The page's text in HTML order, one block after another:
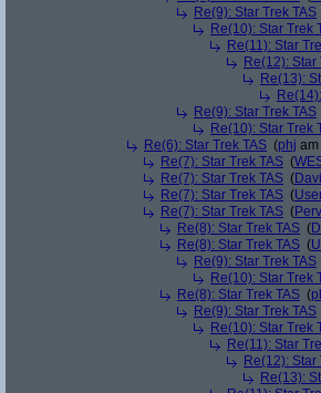
Re(9): Star Trek TAS
Re(10): Star Trek
Re(11): Star
Re(12): Star
Re(13):
Re(9): Star Trek TAS
Re(10): Star Trek
Re(6): Star Trek TAS (phj
Re(7): Star Trek TAS (
Re(7): Star Trek TAS (
Re(7): Star Trek TAS (
Re(7): Star Trek TAS (
Re(8): Star Trek TAS (
Re(8): Star Trek TAS (
Re(9): Star Trek TAS
Re(10): Star Trek
Re(8): Star Trek TAS (
Re(9): Star Trek TAS
Re(10): Star Trek
Re(11): Star
Re(12): Star
Re(13):